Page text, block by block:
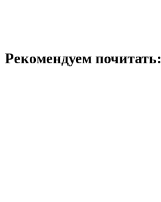
Рекомендуем почитать: